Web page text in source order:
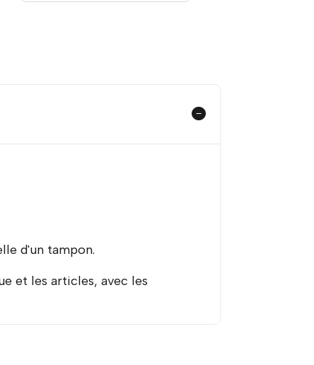
d'un tampon.
et les articles, avec les